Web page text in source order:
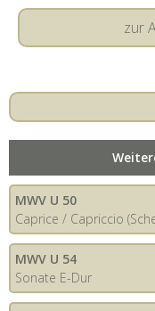
zur
MWV U 50
Caprice / Capriccio
MWV U 54
Sonate E-Dur